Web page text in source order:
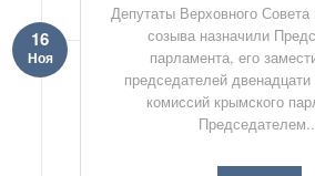
16
Ноя
Депутаты Верховного
созыва назначили
парламента, его
председателей
комиссий крымского